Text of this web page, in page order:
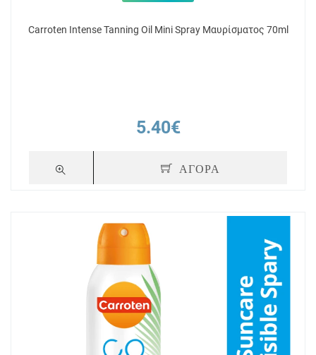
Carroten Intense Tanning Oil Mini Spray Μαυρίσματος 70ml
5.40€
ΑΓΟΡΑ